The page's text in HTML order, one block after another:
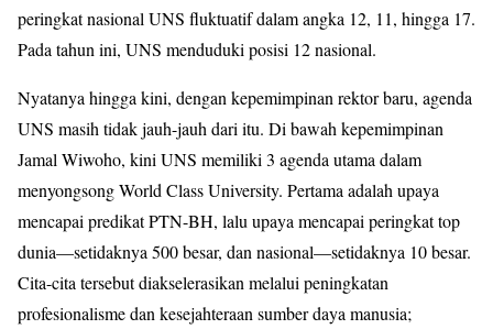
peringkat nasional UNS fluktuatif dalam angka 12, 11, hingga 17.
Pada tahun ini, UNS menduduki posisi 12 nasional.
Nyatanya hingga kini, dengan kepemimpinan rektor baru, agenda
UNS masih tidak jauh-jauh dari itu. Di bawah kepemimpinan
Jamal Wiwoho, kini UNS memiliki 3 agenda utama dalam
menyongsong World Class University. Pertama adalah upaya
mencapai predikat PTN-BH, lalu upaya mencapai peringkat top
dunia—setidaknya 500 besar, dan nasional—setidaknya 10 besar.
Cita-cita tersebut diakselerasikan melalui peningkatan
profesionalisme dan kesejahteraan sumber daya manusia;